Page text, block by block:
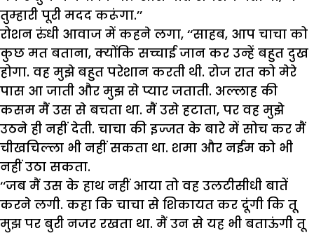
तुम्हारी पूरी मदद करूंगा.’’
रोशन रुंधी आवाज में कहने लगा, ‘‘साहब, आप चाचा को
कुछ मत बताना, क्योंकि सच्चाई जान कर उन्हें बहुत दुख
होगा. वह मुझे बहुत परेशान करती थी. रोज रात को मेरे
पास आ जाती और मुझ से प्यार जताती. अल्लाह की
कसम मैं उस से बचता था. मैं उसे हटाता, पर वह मुझे
उठने ही नहीं देती. चाचा की इज्जत के बारे में सोच कर मैं
चीखचिल्ला भी नहीं सकता था. शमा और नईम को भी
नहीं उठा सकता.
‘‘जब मैं उस के हाथ नहीं आया तो वह उलटीसीधी बातें
करने लगी. कहा कि चाचा से शिकायत कर दूंगी कि तू
मुझ पर बुरी नजर रखता था. मैं उन से यह भी बताऊंगी तू